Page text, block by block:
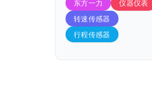
东方一力
仪器仪表
转速传感器
行程传感器